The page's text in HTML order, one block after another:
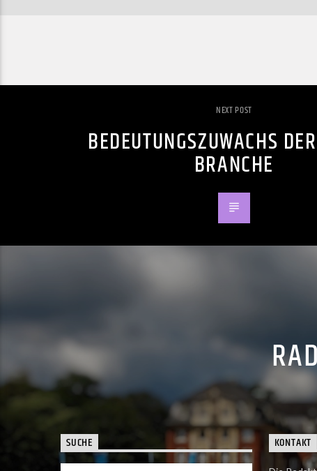
NEXT POST
BEDEUTUNGSZUWACHS
BRANCHE
SUCHE KONTAKT